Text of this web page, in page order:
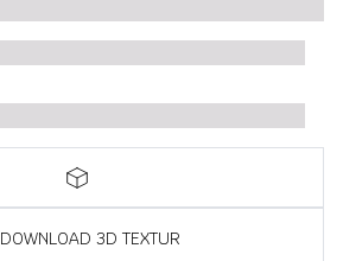
DOWNLOAD 3D TEXTUR